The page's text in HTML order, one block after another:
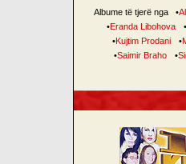
Albume të tjerë nga •
•Eranda Libohova •
•Kujtim Prodani •
•Saimir Braho •